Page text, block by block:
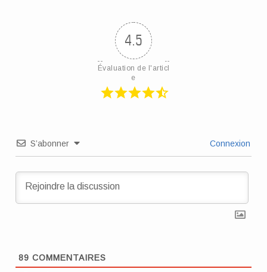
4.5
Évaluation de l'articl
e
S’abonner Connexion
89 COMMENTAIRES